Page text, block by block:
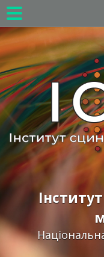
Перейти
до
основного
вмісту